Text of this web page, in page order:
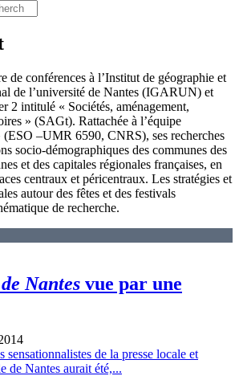
de conférences à l’Institut de géographie et
de l’université de Nantes (IGARUN) et
2 intitulé « Sociétés, aménagement,
» (SAGt). Rattachée à l’équipe
(ESO –UMR 6590, CNRS), ses recherches
socio-démographiques des communes des
et des capitales régionales françaises, en
centraux et péricentraux. Les stratégies et
autour des fêtes et des festivals
de recherche.
Nantes vue par une
sensationnalistes de la presse locale et
de Nantes aurait été,...